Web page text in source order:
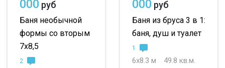
000 руб
Баня необычной
формы со вторым
7х8,5
2
000 руб
Баня из бруса 3 в 1:
баня, душ и туалет
1
6х8.3 м
49.8 кв.м.